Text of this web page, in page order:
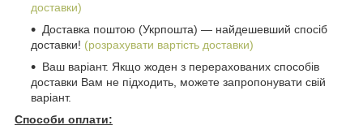
доставки)
Доставка поштою (Укрпошта) ― найдешевший спосіб
доставки! (розрахувати вартість доставки)
Ваш варіант. Якщо жоден з перерахованих способів
доставки Вам не підходить, можете запропонувати свій
варіант.
Способи оплати: